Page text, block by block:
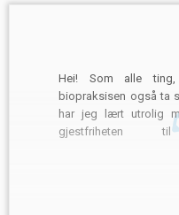
Hei! Som alle
biopraksisen også ta
har jeg lært utrolig
gjestfriheten